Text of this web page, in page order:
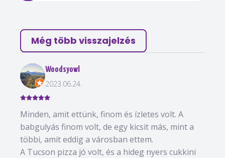
Még több visszajelzés
Woodsyowl
2023.06.24.
Minden, amit ettünk, finom és ízletes volt. A
babgulyás finom volt, de egy kicsit más, mint a
többi, amit eddig a városban ettem.
A Tucson pizza jó volt, és a hideg nyers cukkini